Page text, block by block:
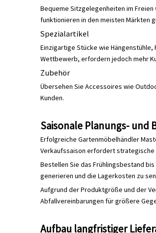
Bequeme Sitzgelegenheiten im
funktionieren in den meisten Märkten
Spezialartikel
Einzigartige Stücke wie
Wettbewerb, erfordern jedoch mehr
Zubehör
Übersehen Sie Accessoires wie
Kunden.
Saisonale Planungs- und
Erfolgreiche Gartenmöbelhändler
Verkaufssaison erfordert strategische
Bestellen Sie das Frühlingsbestand
generieren und die Lagerkosten zu
Aufgrund der Produktgröße und der
Abfallvereinbarungen für größere
Aufbau langfristiger